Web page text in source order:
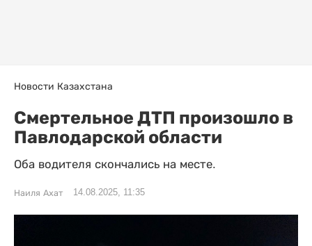
Новости Казахстана
Смертельное ДТП произошло в
Павлодарской области
Оба водителя скончались на месте.
Наиля Ахат 14.08.2025, 11:35